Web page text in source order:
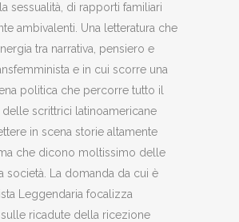
sessualità, di rapporti familiari
ambivalenti. Una letteratura che
tra narrativa, pensiero e
e in cui scorre una
politica che percorre tutto il
scrittrici latinoamericane
in scena storie altamente
che dicono moltissimo delle
società. La domanda da cui è
Leggendaria focalizza
sulle ricadute della ricezione